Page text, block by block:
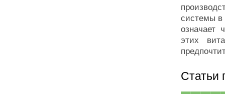
системы в
означает
этих
Статьи